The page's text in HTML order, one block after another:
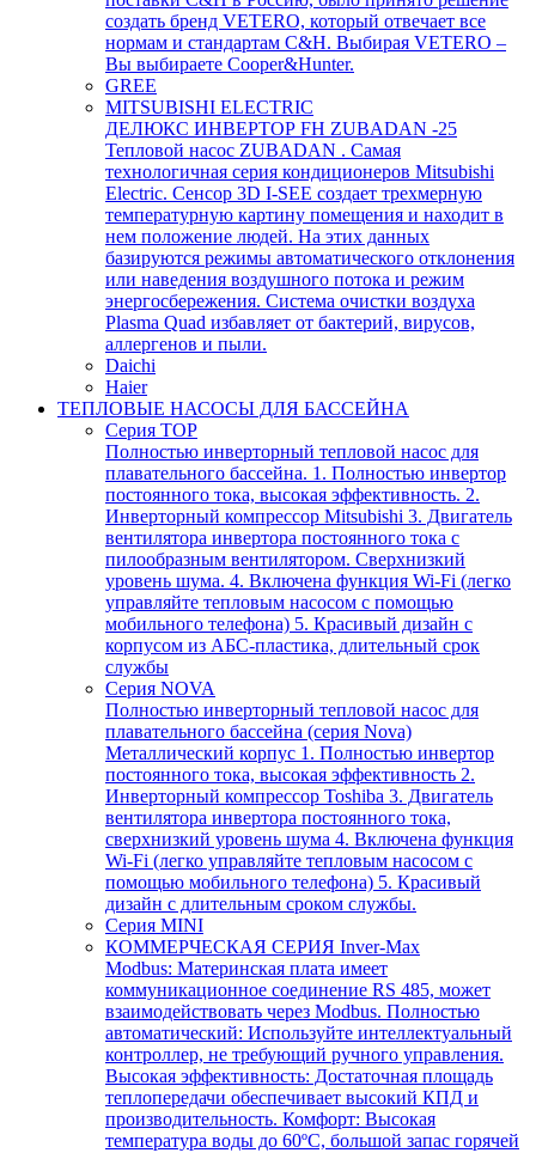
создать бренд VETERO, который отвечает все
нормам и стандартам C&H. Выбирая VETERO –
Вы выбираете Cooper&Hunter.
GREE
MITSUBISHI ELECTRIC
ДЕЛЮКС ИНВЕРТОР FH ZUBADAN -25
Тепловой насос ZUBADAN . Самая
технологичная серия кондиционеров Mitsubishi
Electric. Сенсор 3D I-SEE создает трехмерную
температурную картину помещения и находит в
нем положение людей. На этих данных
базируются режимы автоматического отклонения
или наведения воздушного потока и режим
энергосбережения. Система очистки воздуха
Plasma Quad избавляет от бактерий, вирусов,
аллергенов и пыли.
Daichi
Haier
ТЕПЛОВЫЕ НАСОСЫ ДЛЯ БАССЕЙНА
Серия TOP
Полностью инверторный тепловой насос для
плавательного бассейна. 1. Полностью инвертор
постоянного тока, высокая эффективность. 2.
Инверторный компрессор Mitsubishi 3. Двигатель
вентилятора инвертора постоянного тока с
пилообразным вентилятором. Сверхнизкий
уровень шума. 4. Включена функция Wi-Fi (легко
управляйте тепловым насосом с помощью
мобильного телефона) 5. Красивый дизайн с
корпусом из АБС-пластика, длительный срок
службы
Серия NOVA
Полностью инверторный тепловой насос для
плавательного бассейна (серия Nova)
Металлический корпус 1. Полностью инвертор
постоянного тока, высокая эффективность 2.
Инверторный компрессор Toshiba 3. Двигатель
вентилятора инвертора постоянного тока,
сверхнизкий уровень шума 4. Включена функция
Wi-Fi (легко управляйте тепловым насосом с
помощью мобильного телефона) 5. Красивый
дизайн с длительным сроком службы.
Серия MINI
КОММЕРЧЕСКАЯ СЕРИЯ Inver-Max
Modbus: Материнская плата имеет
коммуникационное соединение RS 485, может
взаимодействовать через Modbus. Полностью
автоматический: Используйте интеллектуальный
контроллер, не требующий ручного управления.
Высокая эффективность: Достаточная площадь
теплопередачи обеспечивает высокий КПД и
производительность. Комфорт: Высокая
температура воды до 60ºC, большой запас горячей